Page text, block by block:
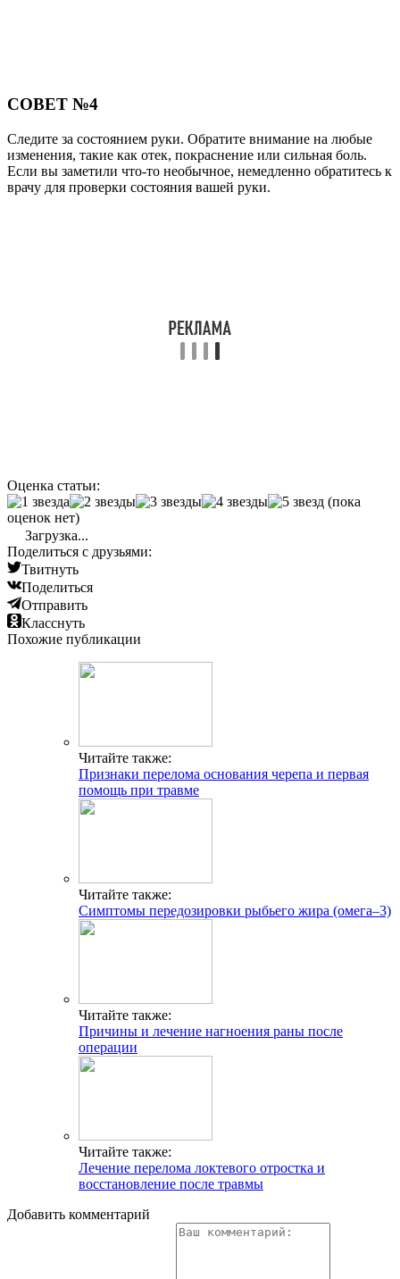
СОВЕТ №4
Следите за состоянием руки. Обратите внимание на любые
изменения, такие как отек, покраснение или сильная боль.
Если вы заметили что-то необычное, немедленно обратитесь к
врачу для проверки состояния вашей руки.
Оценка статьи:
(пока
оценок нет)
Загрузка...
Поделиться с друзьями:
Твитнуть
Поделиться
Отправить
Класснуть
Похожие публикации
Читайте также:
Признаки перелома основания черепа и первая
помощь при травме
Читайте также:
Симптомы передозировки рыбьего жира (омега–3)
Читайте также:
Причины и лечение нагноения раны после
операции
Читайте также:
Лечение перелома локтевого отростка и
восстановление после травмы
Добавить комментарий